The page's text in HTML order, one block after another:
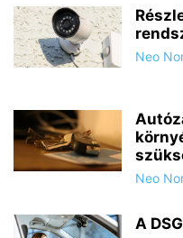
Neo
Neo
A